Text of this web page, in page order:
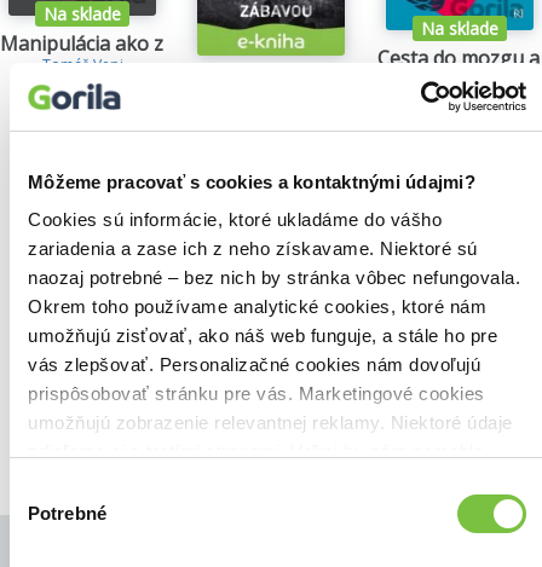
Môžeme pracovať s cookies a kontaktnými údajmi?
Cookies sú informácie, ktoré ukladáme do vášho
zariadenia a zase ich z neho získavame. Niektoré sú
naozaj potrebné – bez nich by stránka vôbec nefungovala.
Okrem toho používame analytické cookies, ktoré nám
umožňujú zisťovať, ako náš web funguje, a stále ho pre
vás zlepšovať. Personalizačné cookies nám dovoľujú
prispôsobovať stránku pre vás. Marketingové cookies
umožňujú zobrazenie relevantnej reklamy. Niektoré údaje
súhlasu
Potrebné
Na sklade
Manipulácia ako zbraň
Tomáš Vepi
15,79€
14,35€
Na sklade
Cesta do mozgu
Dominika Fričová
13,35€
Našli sme0titulov
Zoradiť podľa:
Filtrovať